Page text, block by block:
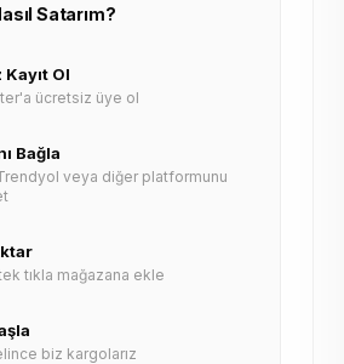
Satarım?
Ol
ücretsiz üye ol
Bağla
veya diğer platformunu
tıkla mağazana ekle
biz kargolarız